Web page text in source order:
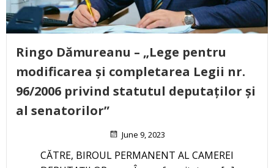
Ringo Dămureanu – „Lege pentru
modificarea și completarea Legii nr.
96/2006 privind statutul deputaților și
al senatorilor”
June 9, 2023
CĂTRE, BIROUL PERMANENT AL CAMEREI